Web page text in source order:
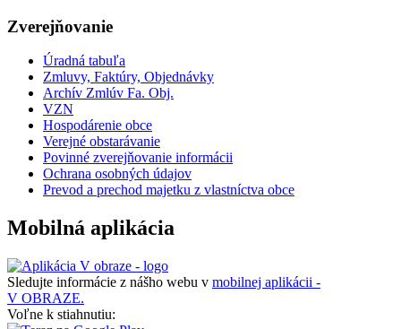
Zverejňovanie
Úradná tabuľa
Zmluvy, Faktúry, Objednávky
Archív Zmlúv Fa. Obj.
VZN
Hospodárenie obce
Verejné obstarávanie
Povinné zverejňovanie informácii
Ochrana osobných údajov
Prevod a prechod majetku z vlastníctva obce
Mobilná aplikácia
Sledujte informácie z nášho webu v mobilnej aplikácii -
V OBRAZE.
Voľne k stiahnutiu: